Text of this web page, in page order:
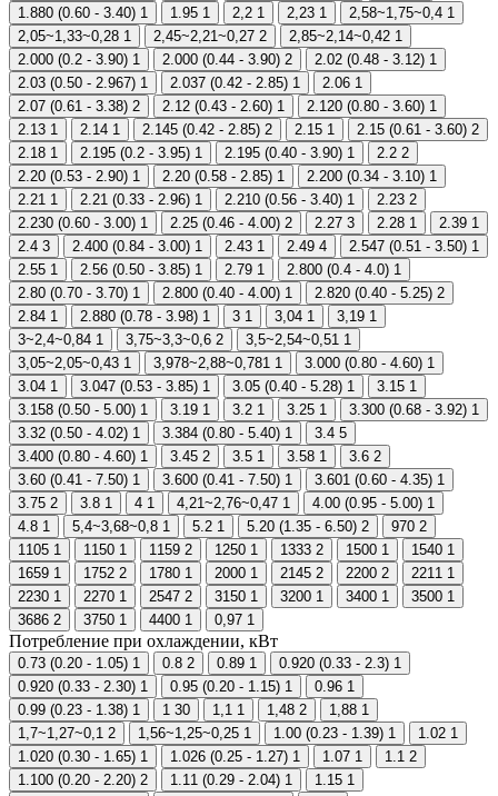
1.880 (0.60 - 3.40) 1 1.95 1 2,2 1 2,23 1 2,58~1,75~0,4 1
2,05~1,33~0,28 1 2,45~2,21~0,27 2 2,85~2,14~0,42 1
2.000 (0.2 - 3.90) 1 2.000 (0.44 - 3.90) 2 2.02 (0.48 - 3.12) 1
2.03 (0.50 - 2.967) 1 2.037 (0.42 - 2.85) 1 2.06 1
2.07 (0.61 - 3.38) 2 2.12 (0.43 - 2.60) 1 2.120 (0.80 - 3.60) 1
2.13 1 2.14 1 2.145 (0.42 - 2.85) 2 2.15 1 2.15 (0.61 - 3.60) 2
2.18 1 2.195 (0.2 - 3.95) 1 2.195 (0.40 - 3.90) 1 2.2 2
2.20 (0.53 - 2.90) 1 2.20 (0.58 - 2.85) 1 2.200 (0.34 - 3.10) 1
2.21 1 2.21 (0.33 - 2.96) 1 2.210 (0.56 - 3.40) 1 2.23 2
2.230 (0.60 - 3.00) 1 2.25 (0.46 - 4.00) 2 2.27 3 2.28 1 2.39 1
2.4 3 2.400 (0.84 - 3.00) 1 2.43 1 2.49 4 2.547 (0.51 - 3.50) 1
2.55 1 2.56 (0.50 - 3.85) 1 2.79 1 2.800 (0.4 - 4.0) 1
2.80 (0.70 - 3.70) 1 2.800 (0.40 - 4.00) 1 2.820 (0.40 - 5.25) 2
2.84 1 2.880 (0.78 - 3.98) 1 3 1 3,04 1 3,19 1
3~2,4~0,84 1 3,75~3,3~0,6 2 3,5~2,54~0,51 1
3,05~2,05~0,43 1 3,978~2,88~0,781 1 3.000 (0.80 - 4.60) 1
3.04 1 3.047 (0.53 - 3.85) 1 3.05 (0.40 - 5.28) 1 3.15 1
3.158 (0.50 - 5.00) 1 3.19 1 3.2 1 3.25 1 3.300 (0.68 - 3.92) 1
3.32 (0.50 - 4.02) 1 3.384 (0.80 - 5.40) 1 3.4 5
3.400 (0.80 - 4.60) 1 3.45 2 3.5 1 3.58 1 3.6 2
3.60 (0.41 - 7.50) 1 3.600 (0.41 - 7.50) 1 3.601 (0.60 - 4.35) 1
3.75 2 3.8 1 4 1 4,21~2,76~0,47 1 4.00 (0.95 - 5.00) 1
4.8 1 5,4~3,68~0,8 1 5.2 1 5.20 (1.35 - 6.50) 2 970 2
1105 1 1150 1 1159 2 1250 1 1333 2 1500 1 1540 1
1659 1 1752 2 1780 1 2000 1 2145 2 2200 2 2211 1
2230 1 2270 1 2547 2 3150 1 3200 1 3400 1 3500 1
3686 2 3750 1 4400 1 0,97 1
Потребление при охлаждении, кВт
0.73 (0.20 - 1.05) 1 0.8 2 0.89 1 0.920 (0.33 - 2.3) 1
0.920 (0.33 - 2.30) 1 0.95 (0.20 - 1.15) 1 0.96 1
0.99 (0.23 - 1.38) 1 1 30 1,1 1 1,48 2 1,88 1
1,7~1,27~0,1 2 1,56~1,25~0,25 1 1.00 (0.23 - 1.39) 1 1.02 1
1.020 (0.30 - 1.65) 1 1.026 (0.25 - 1.27) 1 1.07 1 1.1 2
1.100 (0.20 - 2.20) 2 1.11 (0.29 - 2.04) 1 1.15 1